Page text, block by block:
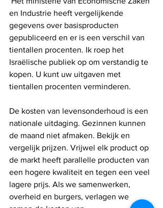
en Industrie heeft vergelijkende
gegevens over basisproducten
gepubliceerd en er is een verschil van
tientallen procenten. Ik roep het
Israëlische publiek op om verstandig te
kopen. U kunt uw uitgaven met
tientallen procenten verminderen.
De kosten van levensonderhoud is een
nationale uitdaging. Gezinnen kunnen
de maand niet afmaken. Bekijk en
vergelijk prijzen. Vrijwel elk product op
de markt heeft parallelle producten van
een hogere kwaliteit en tegen een veel
lagere prijs. Als we samenwerken,
overheid en burgers, verlagen we